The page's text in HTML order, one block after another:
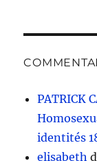
PATRICK
identités
elisabeth